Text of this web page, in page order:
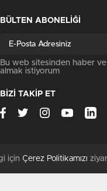
BÜLTEN ABONELİĞİ
Bu web sitesinden haber
almak istiyorum
BİZİ TAKİP ET
için Çerez Politikamızı